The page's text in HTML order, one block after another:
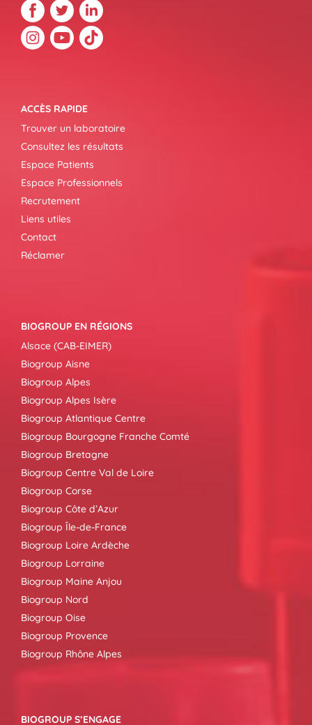
ACCÈS RAPIDE
Trouver un laboratoire
Consultez les résultats
Espace Patients
Espace Professionnels
Recrutement
Liens utiles
Contact
Réclamer
BIOGROUP EN RÉGIONS
Alsace (CAB-EIMER)
Biogroup Aisne
Biogroup Alpes
Biogroup Alpes Isère
Biogroup Atlantique Centre
Biogroup Bourgogne Franche Comté
Biogroup Bretagne
Biogroup Centre Val de Loire
Biogroup Corse
Biogroup Côte d’Azur
Biogroup Île-de-France
Biogroup Loire Ardèche
Biogroup Lorraine
Biogroup Maine Anjou
Biogroup Nord
Biogroup Oise
Biogroup Provence
Biogroup Rhône Alpes
BIOGROUP S’ENGAGE